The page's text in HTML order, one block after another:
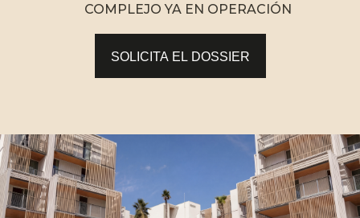
COMPLEJO YA EN OPERACIÓN
SOLICITA EL DOSSIER